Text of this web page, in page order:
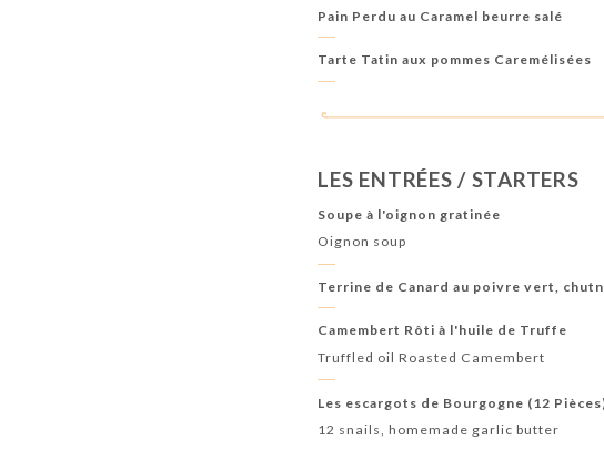
Pain Perdu au Caramel beurre salé
Tarte Tatin aux pommes Caremélisées
LES ENTRÉES / STARTERS
Soupe à l'oignon gratinée
Oignon soup
Terrine de Canard au poivre vert,
Camembert Rôti à l'huile de Truffe
Truffled oil Roasted Camembert
Les escargots de Bourgogne (12
12 snails, homemade garlic butter